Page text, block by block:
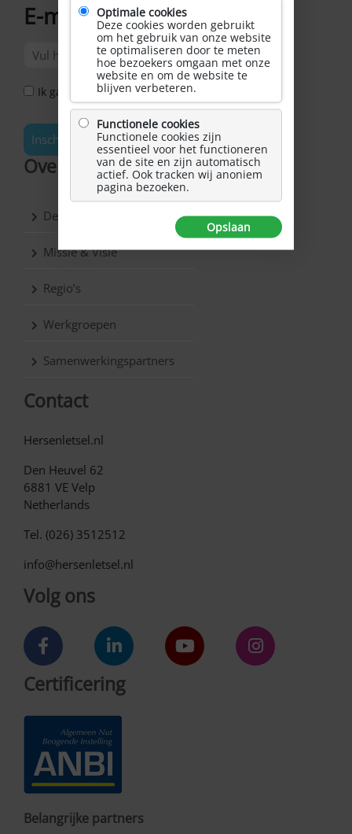
E-mailadres*
Ik ga akkoord met het Privacy Statement *
Inschrijven
Over Hersenletsel.nl
De vereniging
Missie & Visie
Regio’s
Werkgroepen
Samenwerkingspartners
Contact
Hersenletsel.nl
Den Heuvel 62
6881 VE Velp
Netherlands
Tel. (026) 3512512
info@hersenletsel.nl
Volg ons
Certificering
Belangrijke partners
Optimale cookies
Deze cookies worden gebruikt
om het gebruik van onze website
te optimaliseren door te meten
hoe bezoekers omgaan met onze
website en om de website te
blijven verbeteren.
Functionele cookies
Functionele cookies zijn
essentieel voor het functioneren
van de site en zijn automatisch
actief. Ook tracken wij anoniem
pagina bezoeken.
Opslaan